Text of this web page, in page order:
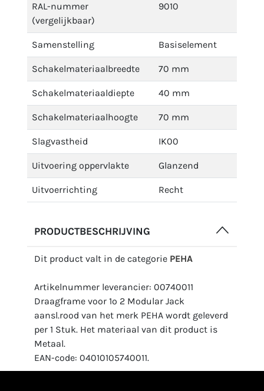
RAL-nummer
(vergelijkbaar)
9010
Samenstelling Basiselement
Schakelmateriaalbreedte 70 mm
Schakelmateriaaldiepte 40 mm
Schakelmateriaalhoogte 70 mm
Slagvastheid IK00
Uitvoering oppervlakte Glanzend
Uitvoerrichting Recht
PRODUCTBESCHRIJVING
Dit product valt in de categorie PEHA
Artikelnummer leverancier: 00740011
Draagframe voor 1o 2 Modular Jack
aansl.rood van het merk PEHA wordt geleverd
per 1 Stuk. Het materiaal van dit product is
Metaal.
EAN-code: 04010105740011.